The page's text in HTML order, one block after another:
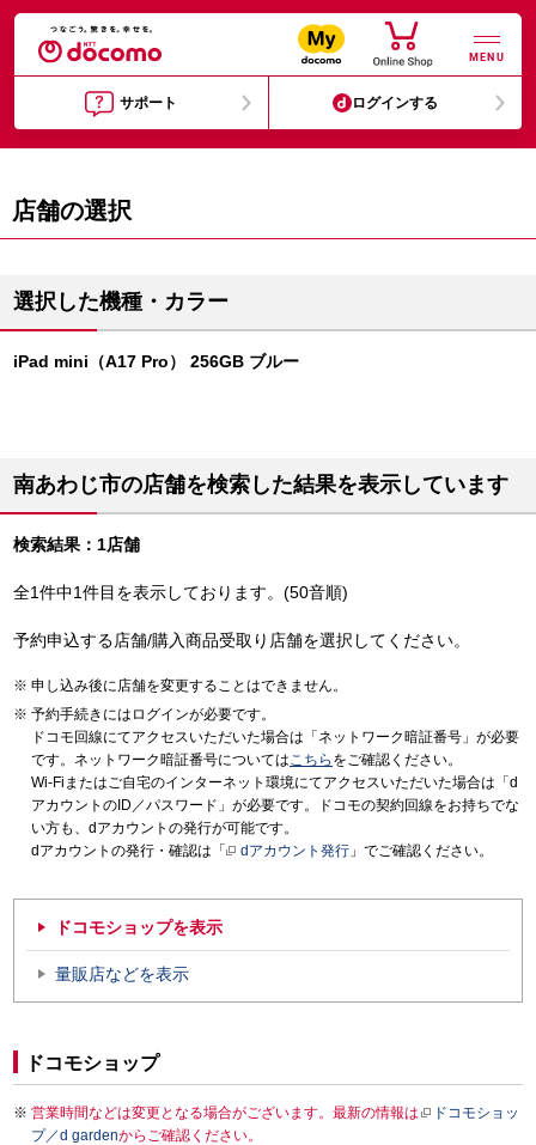
MENU
サポート ログインする
店舗の選択
選択した機種・カラー
iPad mini（A17 Pro） 256GB ブルー
南あわじ市の店舗を検索した結果を表示しています
検索結果：1店舗
全1件中1件目を表示しております。(50音順)
予約申込する店舗/購入商品受取り店舗を選択してください。
申し込み後に店舗を変更することはできません。
予約手続きにはログインが必要です。
ドコモ回線にてアクセスいただいた場合は「ネットワーク暗証番号」が必要
です。ネットワーク暗証番号についてはこちら をご確認ください。
Wi-Fiまたはご自宅のインターネット環境にてアクセスいただいた場合は「d
アカウントのID／パスワード」が必要です。ドコモの契約回線をお持ちでな
い方も、dアカウントの発行が可能です。
dアカウントの発行・確認は「
dアカウント発行 」でご確認ください。
ドコモショップを表示
量販店などを表示
ドコモショップ
営業時間などは変更となる場合がございます。最新の情報は
ドコモショッ
プ／d gardenからご確認ください。